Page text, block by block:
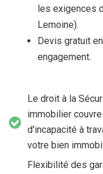
les exigences
Lemoine).
Devis gratuit
engagement.
Le droit à la
immobilier
d'incapacité à
votre bien
Flexibilité des